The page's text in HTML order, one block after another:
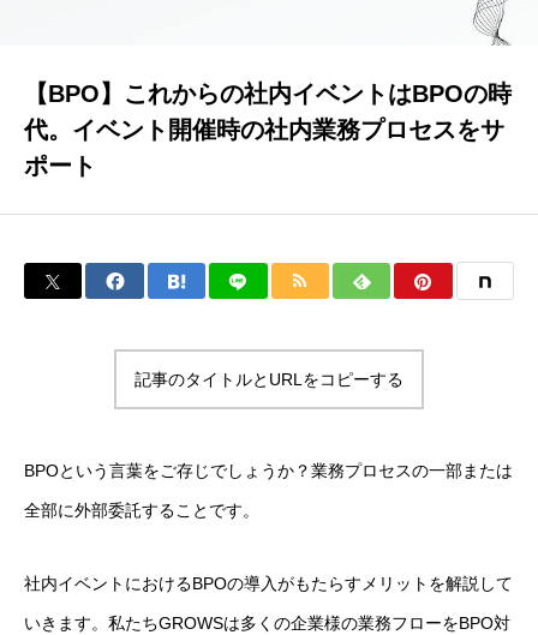
当社について
お問い合わせ
トップページ
【BPO】これからの社内イベントはBPOの時
代。イベント開催時の社内業務プロセスをサ
ポート
記事のタイトルとURLをコピーする
BPOという言葉をご存じでしょうか？業務プロセスの一部または
全部に外部委託することです。
社内イベントにおけるBPOの導入がもたらすメリットを解説して
いきます。私たちGROWSは多くの企業様の業務フローをBPO対